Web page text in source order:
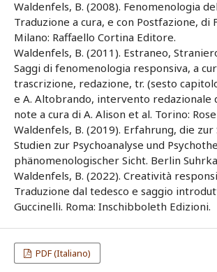
Waldenfels, B. (2008). Fenomenologia
Traduzione a cura, e con Postfazione, di
Milano: Raffaello Cortina Editore.
Waldenfels, B. (2011). Estraneo,
Saggi di fenomenologia responsiva, a
trascrizione, redazione, tr. (sesto
e A. Altobrando, intervento redazionale
note a cura di A. Alison et al. Torino:
Waldenfels, B. (2019). Erfahrung, die
Studien zur Psychoanalyse und
phänomenologischer Sicht. Berlin
Waldenfels, B. (2022). Creatività
Traduzione dal tedesco e saggio
Guccinelli. Roma: Inschibboleth Edizioni.
PDF (Italiano)